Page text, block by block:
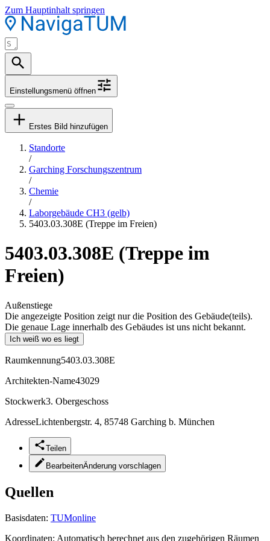
Zum Hauptinhalt springen
Einstellungsmenü öffnen
Erstes Bild hinzufügen
Standorte
/
Garching Forschungszentrum
/
Chemie
/
Laborgebäude CH3 (gelb)
5403.03.308E (Treppe im Freien)
5403.03.308E (Treppe im
Freien)
Außenstiege
Die angezeigte Position zeigt nur die Position des Gebäude(teils).
Die genaue Lage innerhalb des Gebäudes ist uns nicht bekannt.
Ich weiß wo es liegt
Raumkennung5403.03.308E
Architekten-Name43029
Stockwerk3. Obergeschoss
AdresseLichtenbergstr. 4, 85748 Garching b. München
Teilen
BearbeitenÄnderung vorschlagen
Quellen
Basisdaten: TUMonline
Koordinaten: Automatisch berechnet aus den zugehörigen Räumen